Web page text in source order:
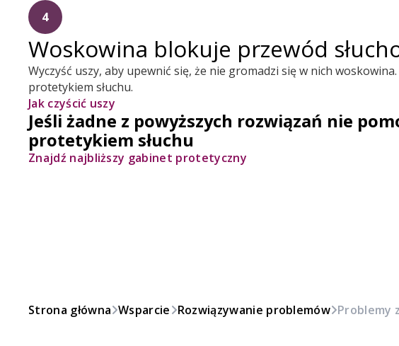
4
Woskowina blokuje przewód
Wyczyść uszy, aby upewnić się, że nie gromadzi się w nich
protetykiem słuchu.
Jak czyścić uszy
Jeśli żadne z powyższych rozwiązań nie
protetykiem słuchu
Znajdź najbliższy gabinet protetyczny
Strona główna Wsparcie Rozwiązywanie problemów Problemy